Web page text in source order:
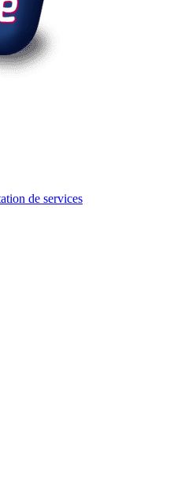
de services